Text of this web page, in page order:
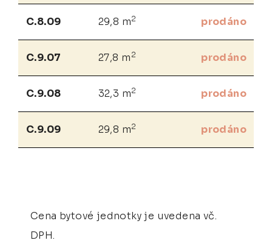
C.8.09 29,8 m2 prodáno
C.9.07 27,8 m 2 prodáno
C.9.08 32,3 m2 prodáno
C.9.09 29,8 m2 prodáno
Cena bytové jednotky je uvedena vč.
DPH.